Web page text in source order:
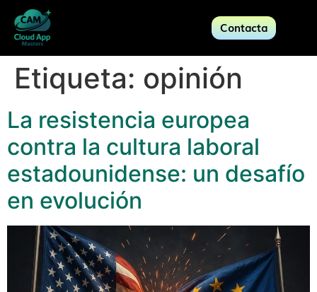
Contacta
Etiqueta: opinión
La resistencia europea
contra la cultura laboral
estadounidense: un desafío
en evolución